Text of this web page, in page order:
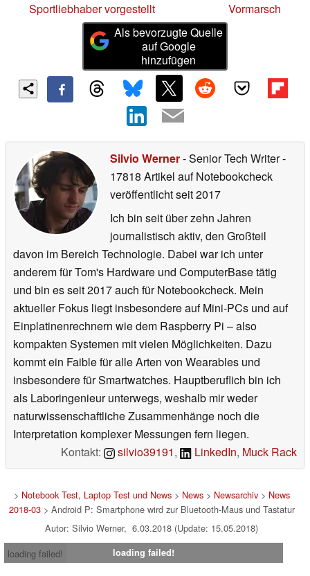
Sportliebhaber vorgestellt
Vormarsch
Als bevorzugte Quelle
auf Google
hinzufügen
Silvio Werner- Senior Tech Writer-
17818 Artikel auf Notebookcheck
veröffentlichtseit 2017
Ich bin seit über zehn Jahren
journalistisch aktiv, den Großteil
davon im Bereich Technologie. Dabei war ich unter
anderem für Tom's Hardware und ComputerBase tätig
und bin es seit 2017 auch für Notebookcheck. Mein
aktueller Fokus liegt insbesondere auf Mini-PCs und auf
Einplatinenrechnern wie dem Raspberry Pi – also
kompakten Systemen mit vielen Möglichkeiten. Dazu
kommt ein Faible für alle Arten von Wearables und
insbesondere für Smartwatches. Hauptberuflich bin ich
als Laboringenieur unterwegs, weshalb mir weder
naturwissenschaftliche Zusammenhänge noch die
Interpretation komplexer Messungen fern liegen.
Kontakt:
silvio39191, LinkedIn, Muck Rack
> Notebook Test, Laptop Test und News> News> Newsarchiv> News
2018-03> Android P: Smartphone wird zur Bluetooth-Maus und Tastatur
Autor: Silvio Werner, 6.03.2018 (Update: 15.05.2018)
loading failed!
loading failed!